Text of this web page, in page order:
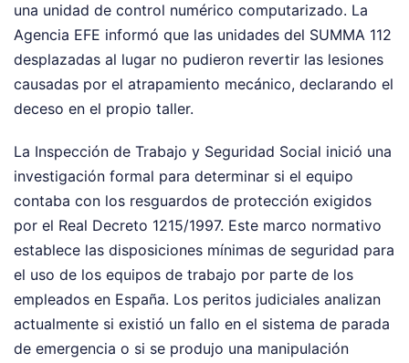
una unidad de control numérico computarizado. La
Agencia EFE informó que las unidades del SUMMA 112
desplazadas al lugar no pudieron revertir las lesiones
causadas por el atrapamiento mecánico, declarando el
deceso en el propio taller.
La Inspección de Trabajo y Seguridad Social inició una
investigación formal para determinar si el equipo
contaba con los resguardos de protección exigidos
por el Real Decreto 1215/1997. Este marco normativo
establece las disposiciones mínimas de seguridad para
el uso de los equipos de trabajo por parte de los
empleados en España. Los peritos judiciales analizan
actualmente si existió un fallo en el sistema de parada
de emergencia o si se produjo una manipulación